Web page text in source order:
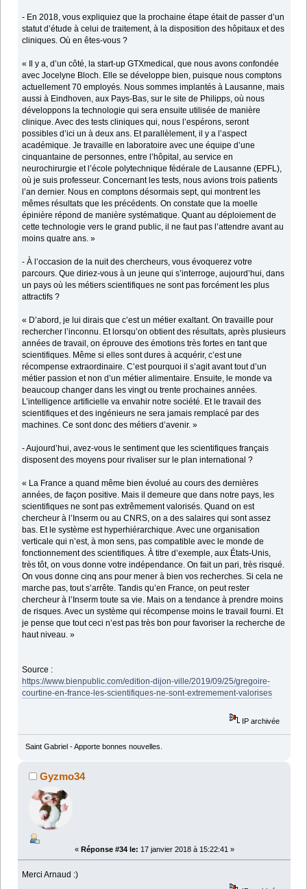
- En 2018, vous expliquiez que la prochaine étape était de passer d’un
statut d’étude à celui de traitement, à la disposition des hôpitaux et des
cliniques. Où en êtes-vous ?
« Il y a, d’un côté, la start-up GTXmedical, que nous avons confondée
avec Jocelyne Bloch. Elle se développe bien, puisque nous comptons
actuellement 70 employés. Nous sommes implantés à Lausanne, mais
aussi à Eindhoven, aux Pays-Bas, sur le site de Philipps, où nous
développons la technologie qui sera ensuite utilisée de manière
clinique. Avec des tests cliniques qui, nous l’espérons, seront
possibles d’ici un à deux ans. Et parallèlement, il y a l’aspect
académique. Je travaille en laboratoire avec une équipe d’une
cinquantaine de personnes, entre l’hôpital, au service en
neurochirurgie et l’école polytechnique fédérale de Lausanne (EPFL),
où je suis professeur. Concernant les tests, nous avions trois patients
l’an dernier. Nous en comptons désormais sept, qui montrent les
mêmes résultats que les précédents. On constate que la moelle
épinière répond de manière systématique. Quant au déploiement de
cette technologie vers le grand public, il ne faut pas l’attendre avant au
moins quatre ans. »
- À l’occasion de la nuit des chercheurs, vous évoquerez votre
parcours. Que diriez-vous à un jeune qui s’interroge, aujourd’hui, dans
un pays où les métiers scientifiques ne sont pas forcément les plus
attractifs ?
« D’abord, je lui dirais que c’est un métier exaltant. On travaille pour
rechercher l’inconnu. Et lorsqu’on obtient des résultats, après plusieurs
années de travail, on éprouve des émotions très fortes en tant que
scientifiques. Même si elles sont dures à acquérir, c’est une
récompense extraordinaire. C’est pourquoi il s’agit avant tout d’un
métier passion et non d’un métier alimentaire. Ensuite, le monde va
beaucoup changer dans les vingt ou trente prochaines années.
L’intelligence artificielle va envahir notre société. Et le travail des
scientifiques et des ingénieurs ne sera jamais remplacé par des
machines. Ce sont donc des métiers d’avenir. »
- Aujourd’hui, avez-vous le sentiment que les scientifiques français
disposent des moyens pour rivaliser sur le plan international ?
« La France a quand même bien évolué au cours des dernières
années, de façon positive. Mais il demeure que dans notre pays, les
scientifiques ne sont pas extrêmement valorisés. Quand on est
chercheur à l’Inserm ou au CNRS, on a des salaires qui sont assez
bas. Et le système est hyperhiérarchique. Avec une organisation
verticale qui n’est, à mon sens, pas compatible avec le monde de
fonctionnement des scientifiques. À titre d’exemple, aux États-Unis,
très tôt, on vous donne votre indépendance. On fait un pari, très risqué.
On vous donne cinq ans pour mener à bien vos recherches. Si cela ne
marche pas, tout s’arrête. Tandis qu’en France, on peut rester
chercheur à l’Inserm toute sa vie. Mais on a tendance à prendre moins
de risques. Avec un système qui récompense moins le travail fourni. Et
je pense que tout ceci n’est pas très bon pour favoriser la recherche de
haut niveau. »
Source :
https://www.bienpublic.com/edition-dijon-ville/2019/09/25/gregoire-
courtine-en-france-les-scientifiques-ne-sont-extremement-valorises
IP archivée
Saint Gabriel - Apporte bonnes nouvelles.
Gyzmo34
« Réponse #34 le: 17 janvier 2018 à 15:22:41 »
Merci Arnaud :)